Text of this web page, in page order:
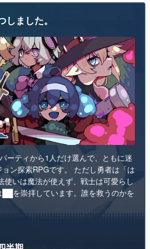
ました。
ーティから1人だけ選んで、ともに迷
ン探索RPGです。 ただし勇者は「は
使いは魔法が使えず、戦士は可愛らし
を崇拝しています。誰を救うのかを